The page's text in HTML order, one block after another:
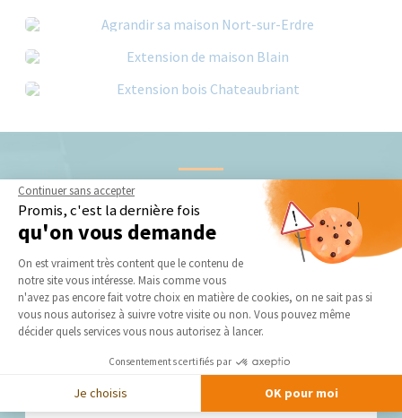
Nos derniers conseils et actus
Extension ossature bois ou ossature métallique :
quelle solution choisir pour agrandir sa maison ?
Vous souhaitez agrandir votre maison mais vous hésitez
Continuer sans accepter
Promis, c'est la dernière fois
qu'on vous demande
Plateforme de Gestion du
On est vraiment très content que le contenu de
notre site vous intéresse. Mais comme vous
n'avez pas encore fait votre choix en matière de cookies, on ne sait pas si
vous nous autorisez à suivre votre visite ou non. Vous pouvez même
décider quels services vous nous autorisez à lancer.
Consentements certifiés par
Je choisis OK pour moi
Axeptio consent